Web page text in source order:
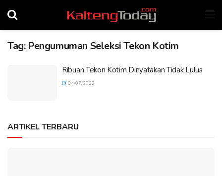
Tag: Pengumuman Seleksi Tekon Kotim
Ribuan Tekon Kotim Dinyatakan Tidak Lulus
04/07/2022
ARTIKEL TERBARU